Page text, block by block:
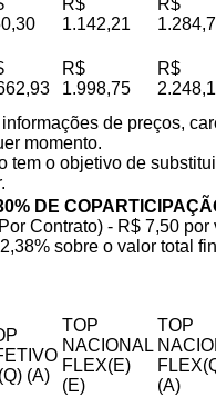
R$
1.142,21
R$
R$
1.998,75
R$
de preços,
momento.
tem o objetivo de
DE
Contrato) - R$ 7,50 por
sobre o valor total
(A)
TOP
NACIONAL
FLEX(E)
(E)
TOP
(A)